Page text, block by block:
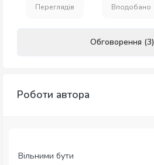
Переглядів Вподобано
Обговорення (3)
Роботи автора
Вільними бути